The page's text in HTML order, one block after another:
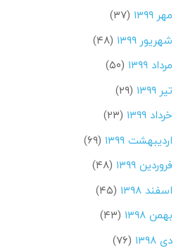
مهر ۱۳۹۹
(۳۷)
شهریور ۱۳۹۹
(۴۸)
مرداد ۱۳۹۹
(۵۰)
تیر ۱۳۹۹
(۲۹)
خرداد ۱۳۹۹
(۲۳)
اردیبهشت ۱۳۹۹
(۶۹)
فروردین ۱۳۹۹
(۴۸)
اسفند ۱۳۹۸
(۴۵)
بهمن ۱۳۹۸
(۴۳)
دی ۱۳۹۸
(۷۶)